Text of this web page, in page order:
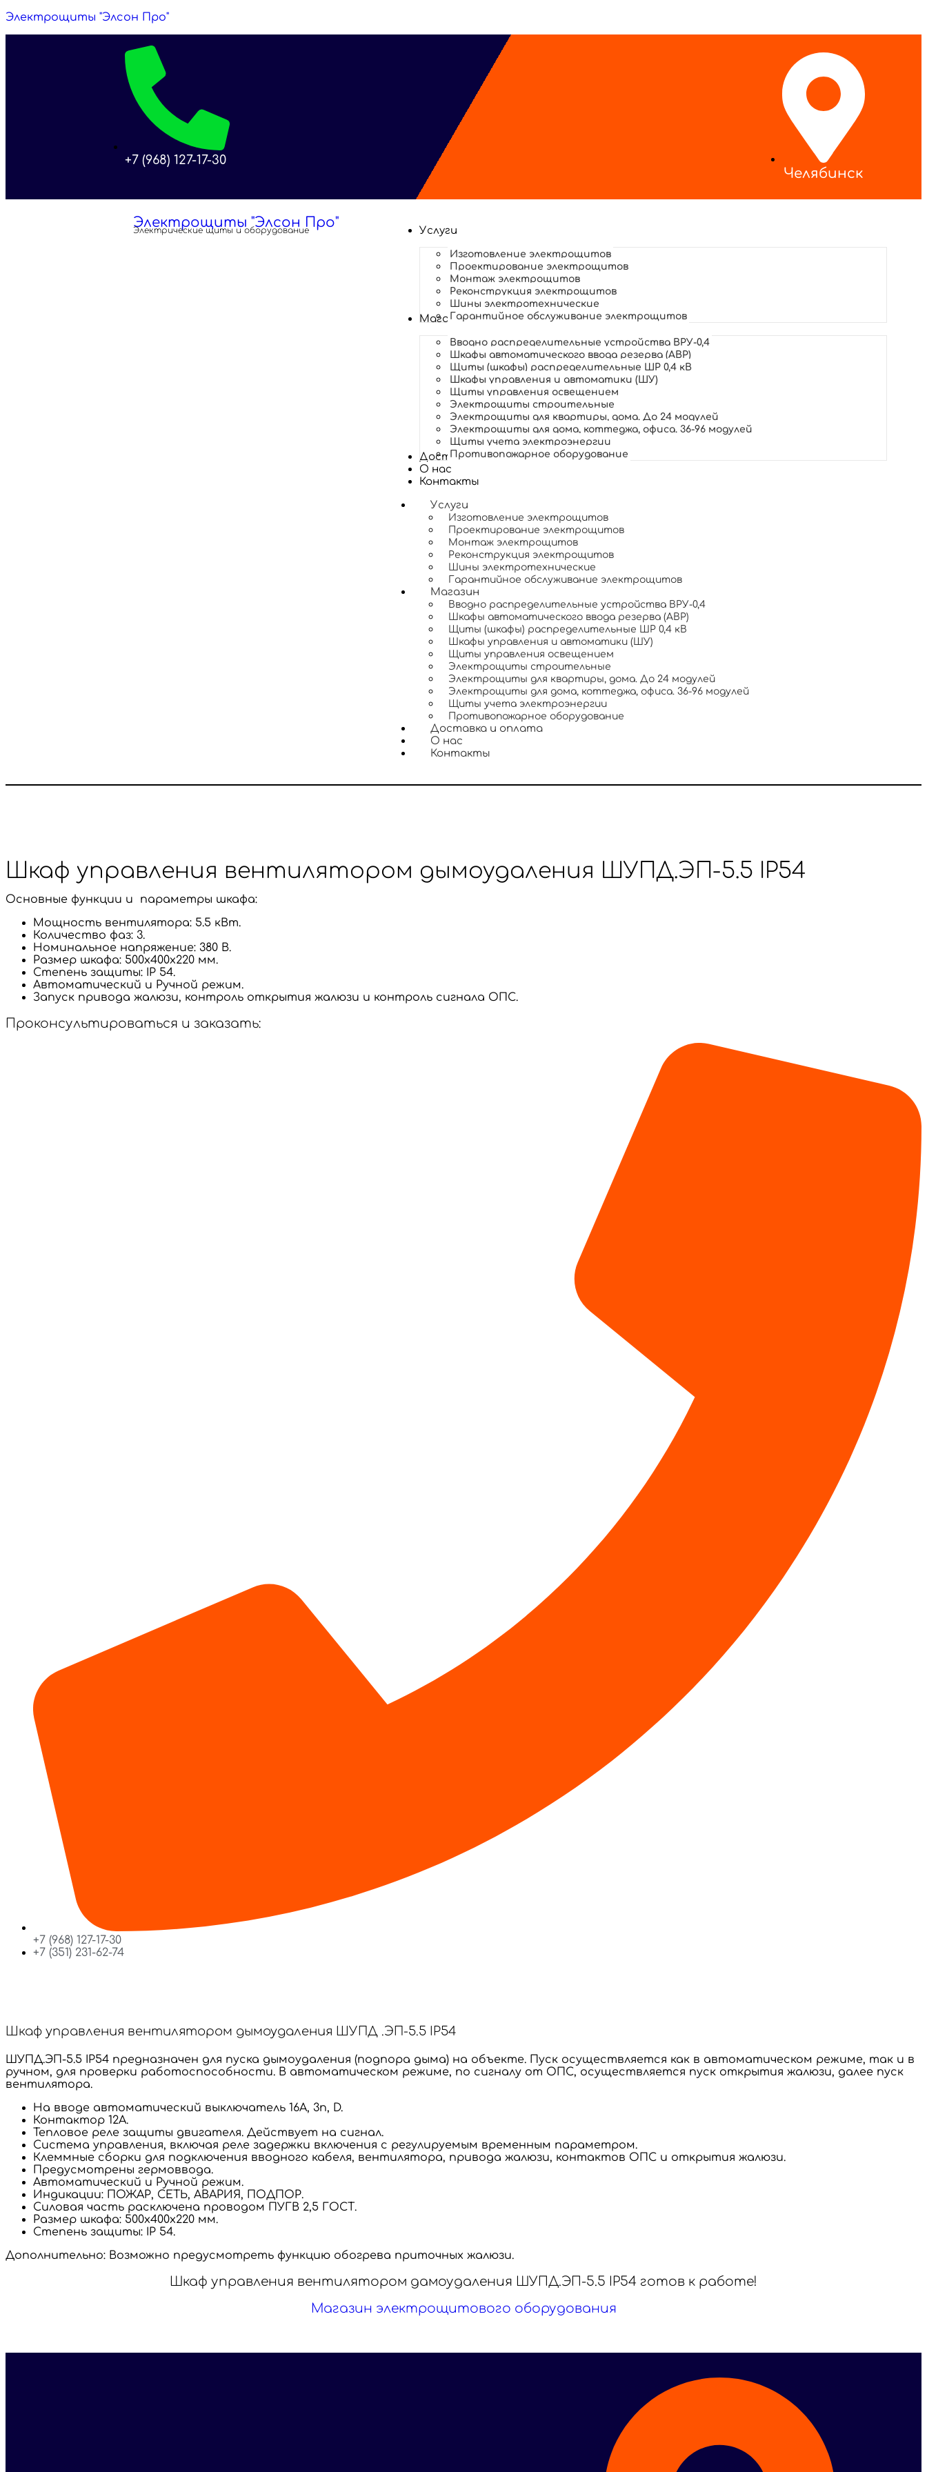
Электрощиты "Элсон Про"
+7 (968) 127-17-30
Челябинск
Электрощиты "Элсон Про"
Электрические щиты и оборудование Услуги
Изготовление электрощитов
Проектирование электрощитов
Монтаж электрощитов
Реконструкция электрощитов
Шины электротехнические
Гарантийное обслуживание электрощитов
Магазин
Вводно распределительные устройства ВРУ-0,4
Шкафы автоматического ввода резерва (АВР)
Щиты (шкафы) распределительные ШР 0,4 кВ
Шкафы управления и автоматики (ШУ)
Щиты управления освещением
Электрощиты строительные
Электрощиты для квартиры, дома. До 24 модулей
Электрощиты для дома, коттеджа, офиса. 36-96 модулей
Щиты учета электроэнергии
Противопожарное оборудование
Доставка и оплата
О нас
Контакты
Услуги
Изготовление электрощитов
Проектирование электрощитов
Монтаж электрощитов
Реконструкция электрощитов
Шины электротехнические
Гарантийное обслуживание электрощитов
Магазин
Вводно распределительные устройства ВРУ-0,4
Шкафы автоматического ввода резерва (АВР)
Щиты (шкафы) распределительные ШР 0,4 кВ
Шкафы управления и автоматики (ШУ)
Щиты управления освещением
Электрощиты строительные
Электрощиты для квартиры, дома. До 24 модулей
Электрощиты для дома, коттеджа, офиса. 36-96 модулей
Щиты учета электроэнергии
Противопожарное оборудование
Доставка и оплата
О нас
Контакты
Шкаф управления вентилятором дымоудаления ШУПД.ЭП-5.5 IP54
Основные функции и параметры шкафа:
Мощность вентилятора: 5.5 кВт.
Количество фаз: 3.
Номинальное напряжение: 380 В.
Размер шкафа: 500х400х220 мм.
Степень защиты: IP 54.
Автоматический и Ручной режим.
Запуск привода жалюзи, контроль открытия жалюзи и контроль сигнала ОПС.
Проконсультироваться и заказать:
+7 (968) 127-17-30
+7 (351) 231-62-74
Шкаф управления вентилятором дымоудаления ШУПД .ЭП-5.5 IP54
ШУПД.ЭП-5.5 IP54 предназначен для пуска дымоудаления (подпора дыма) на объекте. Пуск осуществляется как в автоматическом режиме, так и в
ручном, для проверки работоспособности. В автоматическом режиме, по сигналу от ОПС, осуществляется пуск открытия жалюзи, далее пуск
вентилятора.
На вводе автоматический выключатель 16А, 3п, D.
Контактор 12А.
Тепловое реле защиты двигателя. Действует на сигнал.
Система управления, включая реле задержки включения с регулируемым временным параметром.
Клеммные сборки для подключения вводного кабеля, вентилятора, привода жалюзи, контактов ОПС и открытия жалюзи.
Предусмотрены гермоввода.
Автоматический и Ручной режим.
Индикации: ПОЖАР, СЕТЬ, АВАРИЯ, ПОДПОР.
Силовая часть расключена проводом ПУГВ 2,5 ГОСТ.
Размер шкафа: 500х400х220 мм.
Степень защиты: IP 54.
Дополнительно: Возможно предусмотреть функцию обогрева приточных жалюзи.
Шкаф управления вентилятором дамоудаления ШУПД.ЭП-5.5 IP54 готов к работе!
Магазин электрощитового оборудования